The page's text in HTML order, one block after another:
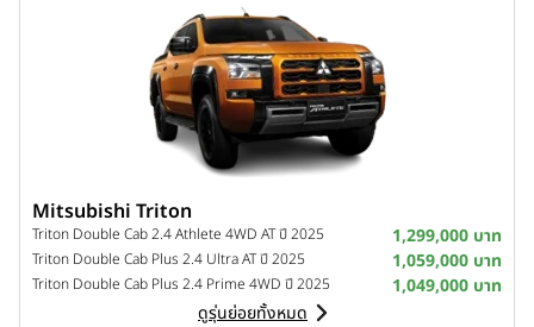
Mitsubishi Triton
Triton Double Cab 2.4 Athlete 4WD AT ปี 2025 1,299,000 บาท
Triton Double Cab Plus 2.4 Ultra AT ปี 2025 1,059,000 บาท
Triton Double Cab Plus 2.4 Prime 4WD ปี 2025
1,049,000 บาท
ดูรุ่นย่อยทั้งหมด